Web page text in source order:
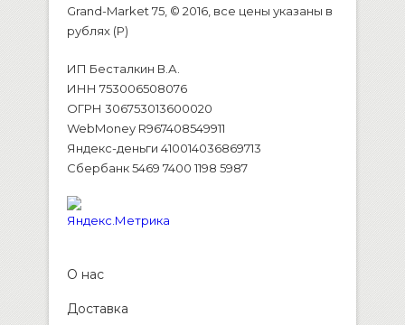
Grand-Market 75, © 2016, все цены указаны в
рублях (P)
ИП Бесталкин В.А.
ИНН 753006508076
ОГРН 306753013600020
WebMoney R967408549911
Яндекс-деньги 410014036869713
Сбербанк 5469 7400 1198 5987
О нас
Доставка